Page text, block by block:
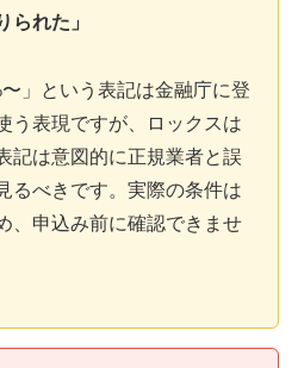
られた」
〜」という表記は金融庁に登
う表現ですが、ロックスは
記は意図的に正規業者と誤
るべきです。実際の条件は
、申込み前に確認できませ